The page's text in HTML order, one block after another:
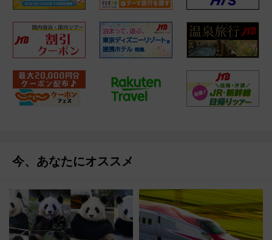
今、あなたにオススメ